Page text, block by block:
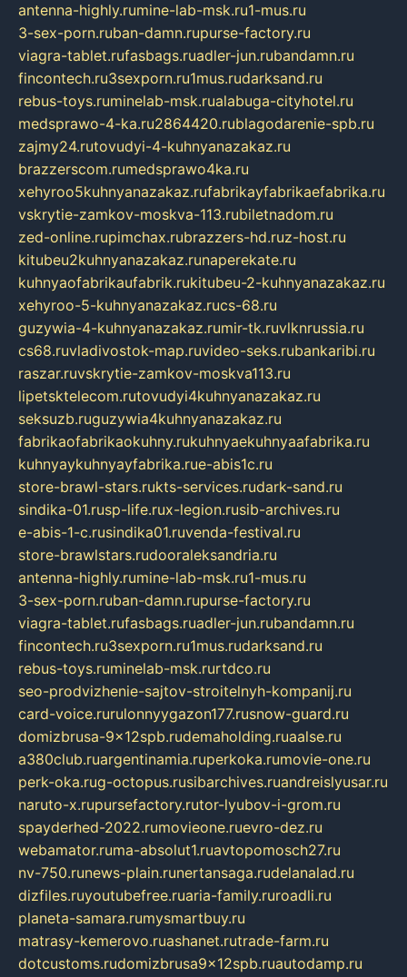
antenna-highly.rumine-lab-msk.ru1-mus.ru
3-sex-porn.ruban-damn.rupurse-factory.ru
viagra-tablet.rufasbags.ruadler-jun.rubandamn.ru
fincontech.ru3sexporn.ru1mus.rudarksand.ru
rebus-toys.ruminelab-msk.rualabuga-cityhotel.ru
medsprawo-4-ka.ru2864420.rublagodarenie-spb.ru
zajmy24.rutovudyi-4-kuhnyanazakaz.ru
brazzerscom.rumedsprawo4ka.ru
xehyroo5kuhnyanazakaz.rufabrikayfabrikaefabrika.ru
vskrytie-zamkov-moskva-113.rubiletnadom.ru
zed-online.rupimchax.rubrazzers-hd.ruz-host.ru
kitubeu2kuhnyanazakaz.runaperekate.ru
kuhnyaofabrikaufabrik.rukitubeu-2-kuhnyanazakaz.ru
xehyroo-5-kuhnyanazakaz.rucs-68.ru
guzywia-4-kuhnyanazakaz.rumir-tk.ruvlknrussia.ru
cs68.ruvladivostok-map.ruvideo-seks.rubankaribi.ru
raszar.ruvskrytie-zamkov-moskva113.ru
lipetsktelecom.rutovudyi4kuhnyanazakaz.ru
seksuzb.ruguzywia4kuhnyanazakaz.ru
fabrikaofabrikaokuhny.rukuhnyaekuhnyaafabrika.ru
kuhnyaykuhnyayfabrika.rue-abis1c.ru
store-brawl-stars.rukts-services.rudark-sand.ru
sindika-01.rusp-life.rux-legion.rusib-archives.ru
e-abis-1-c.rusindika01.ruvenda-festival.ru
store-brawlstars.rudooraleksandria.ru
antenna-highly.rumine-lab-msk.ru1-mus.ru
3-sex-porn.ruban-damn.rupurse-factory.ru
viagra-tablet.rufasbags.ruadler-jun.rubandamn.ru
fincontech.ru3sexporn.ru1mus.rudarksand.ru
rebus-toys.ruminelab-msk.rurtdco.ru
seo-prodvizhenie-sajtov-stroitelnyh-kompanij.ru
card-voice.rurulonnyygazon177.rusnow-guard.ru
domizbrusa-9x12spb.rudemaholding.ruaalse.ru
a380club.ruargentinamia.ruperkoka.rumovie-one.ru
perk-oka.rug-octopus.rusibarchives.ruandreislyusar.ru
naruto-x.rupursefactory.rutor-lyubov-i-grom.ru
spayderhed-2022.rumovieone.ruevro-dez.ru
webamator.ruma-absolut1.ruavtopomosch27.ru
nv-750.runews-plain.runertansaga.rudelanalad.ru
dizfiles.ruyoutubefree.ruaria-family.ruroadli.ru
planeta-samara.rumysmartbuy.ru
matrasy-kemerovo.ruashanet.rutrade-farm.ru
dotcustoms.rudomizbrusa9x12spb.ruautodamp.ru